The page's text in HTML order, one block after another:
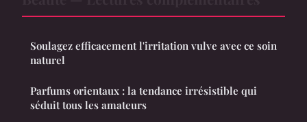
Soulagez efficacement l'irritation vulve avec ce soin
naturel
Parfums orientaux : la tendance irrésistible qui
séduit tous les amateurs